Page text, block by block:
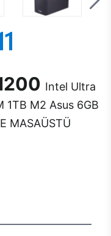
Intel Ultra
1TB M2 Asus 6GB
MASAÜSTÜ